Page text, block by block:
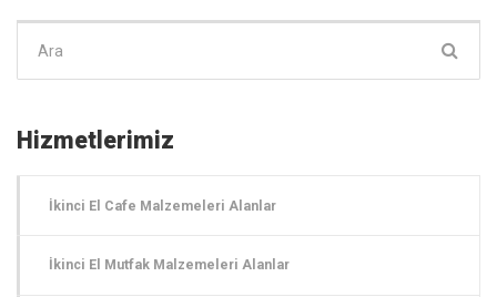
ara:
Hizmetlerimiz
İkinci El Cafe Malzemeleri Alanlar
İkinci El Mutfak Malzemeleri Alanlar